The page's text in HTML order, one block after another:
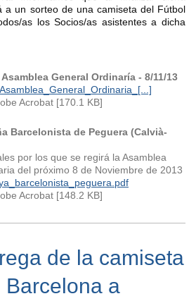
a un sorteo de una camiseta del Fútbol
as los Socios/as asistentes a dicha
General Ordinaría - 8/11/13
Acrobat [170.1 KB]
Barcelonista de Peguera (Calvià-
por los que se regirá la Asamblea
del próximo 8 de Noviembre de 2013
Acrobat [148.2 KB]
de la camiseta
Barcelona a